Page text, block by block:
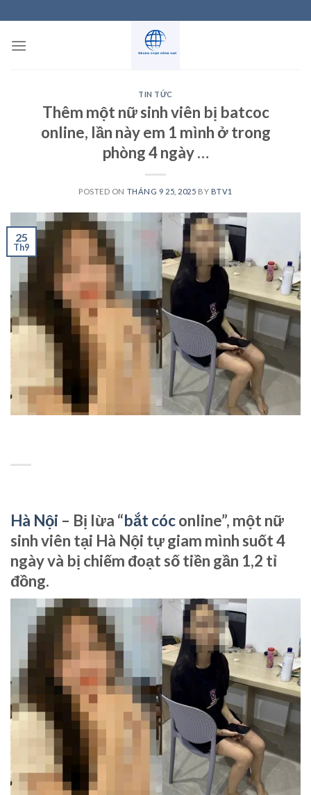
to
content
TIN TỨC
Thêm một nữ sinh viên bị batcoc
online, lần này em 1 mình ở trong
phòng 4 ngày …
POSTED ON THÁNG 9 25, 2025 BY BTV1
25
Th9
Hà Nội – Bị lừa “bắt cóconline”, một nữ
sinh viên tại Hà Nội tự giam mình suốt 4
ngày và bị chiếm đoạt số tiền gần 1,2 tỉ
đồng.